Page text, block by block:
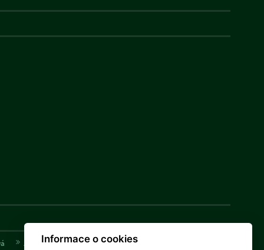
Adéla Bryndová Tomáš Nosál
Informace o cookies